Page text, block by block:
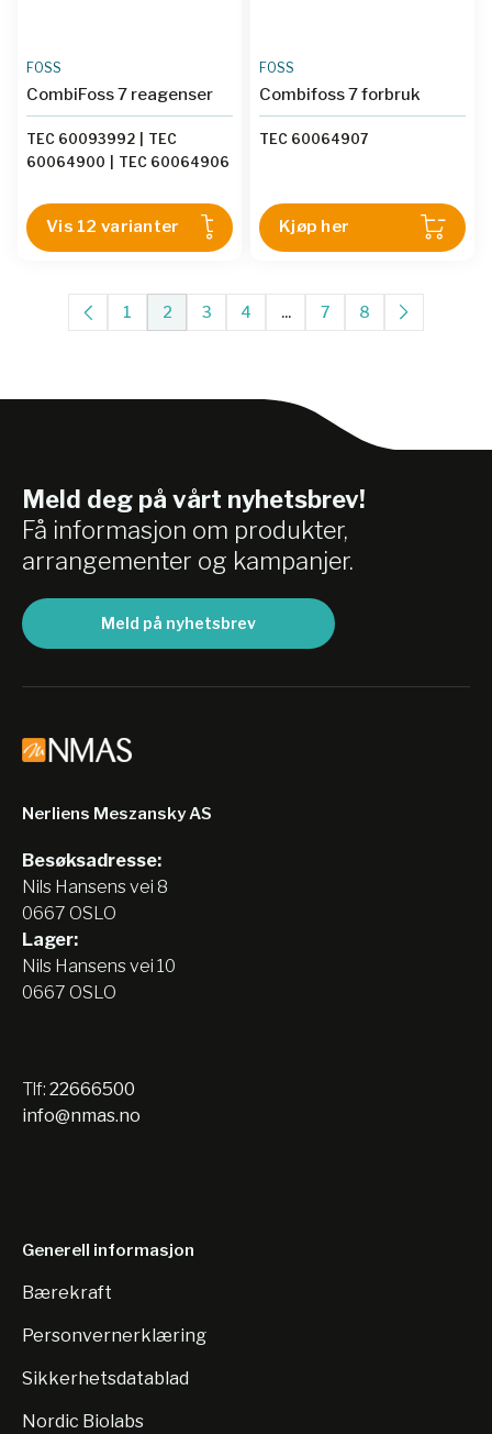
FOSS
CombiFoss 7 reagenser
TEC 60093992
TEC
60064900
TEC 60064906
1010883|TEC 60045445|
TEC 60078861 |TEC
60064910|TEC 60064905
TEC 60064909
Vis 12 varianter
FOSS
Combifoss 7 forbruk
TEC 60064907
Kjøp her
1 2 3 4 ... 7 8
Meld deg på vårt nyhetsbrev!
Få informasjon om produkter,
arrangementer og kampanjer.
Meld på nyhetsbrev
Nerliens Meszansky AS
Besøksadresse:
Nils Hansens vei 8
0667 OSLO
Lager:
Nils Hansens vei 10
0667 OSLO
Tlf: 22666500
info@nmas.no
Generell informasjon
Bærekraft
Personvernerklæring
Sikkerhetsdatablad
Nordic Biolabs